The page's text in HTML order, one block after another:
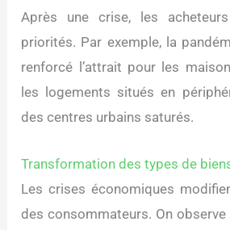
Après une crise, les
priorités. Par exemple, la
renforcé l’attrait pour les
les logements situés en
des centres urbains saturés.
Transformation des types de
Les crises économiques
des consommateurs. On